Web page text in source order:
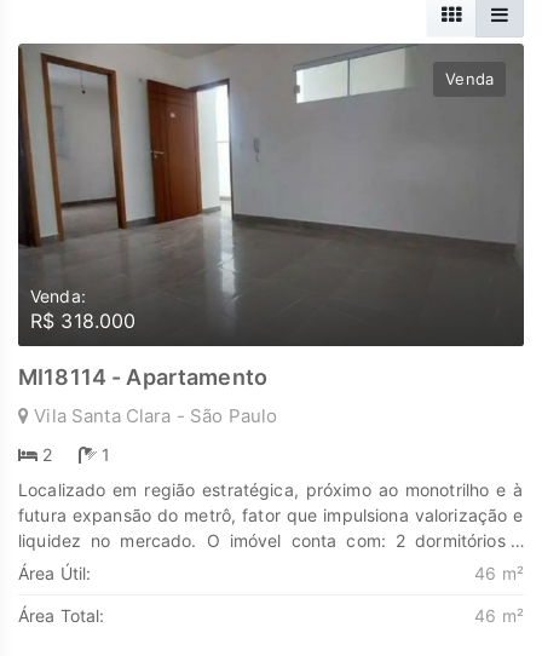
Venda
Venda:
R$ 318.000
MI18114 - Apartamento
Vila Santa Clara - São Paulo
2
1
Localizado em região estratégica, próximo ao monotrilho e à
futura expansão do metrô, fator que impulsiona valorização e
liquidez no mercado. O imóvel conta com: 2 dormitórios 1
banheiro Sacada Documentação 100% regularizada Aceita
funcional, excelente aproveitamento interno e condomínio
Área Útil: 46 m²
Área Total: 46 m²